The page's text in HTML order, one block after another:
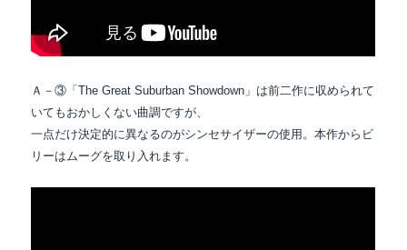
Ａ－③「The Great Suburban Showdown」は前二作に収められて
いてもおかしくない曲調ですが、
一点だけ決定的に異なるのがシンセサイザーの使用。本作からビ
リーはムーグを取り入れます。